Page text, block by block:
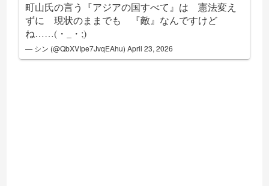
町山氏の言う『アジアの国すべて』は 憲法変え
ずに 現状のままでも 『敵』なんですけど
ね……(・_・;)
— シン (@QbXVIpe7JvqEAhu)April 23, 2026